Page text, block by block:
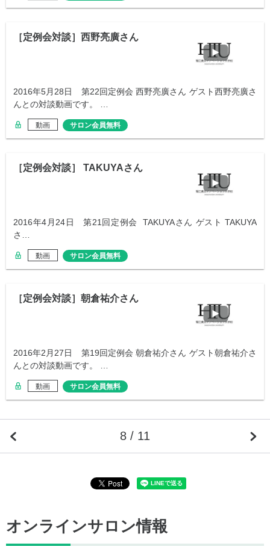
［定例会対談］西野亮廣さん
2016年5月28日 第22回定例会 西野亮廣さん ゲスト西野亮廣さ
んとの対談動画です。 …
動画 サロン会員無料
［定例会対談］ TAKUYAさん
2016年4月24日 第21回定例会 TAKUYAさん ゲスト TAKUYA
さ…
動画 サロン会員無料
［定例会対談］朝倉祐介さん
2016年2月27日 第19回定例会 朝倉祐介さん ゲスト朝倉祐介さ
んとの対談動画です。 …
動画 サロン会員無料
8 / 11
オンラインサロン情報